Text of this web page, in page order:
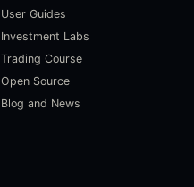
User Guides
Investment Labs
Trading Course
Open Source
Blog and News